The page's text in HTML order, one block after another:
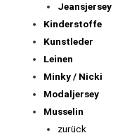
Jeansjersey
Kinderstoffe
Kunstleder
Leinen
Minky / Nicki
Modaljersey
Musselin
zurück